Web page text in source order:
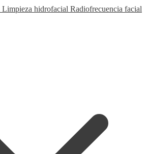
Limpieza hidrofacial Radiofrecuencia facial